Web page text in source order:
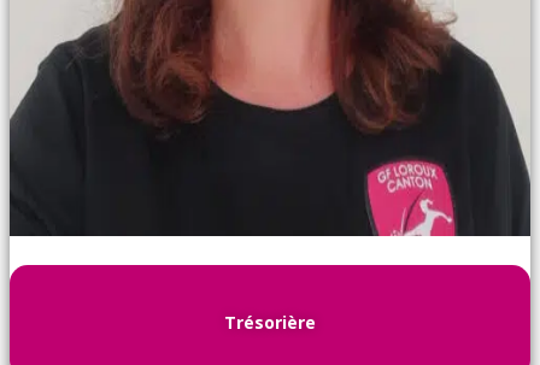
Trésorière